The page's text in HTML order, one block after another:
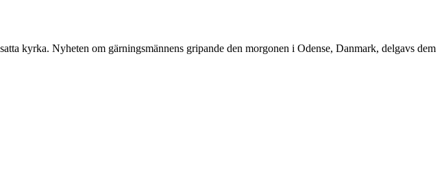
kyrka. Nyheten om gärningsmännens gripande den morgonen i Odense, Danmark, delgavs dem